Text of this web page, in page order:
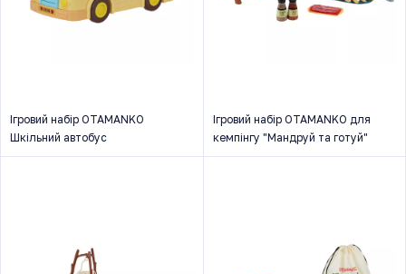
Ігровий набір OTAMANKO
Шкільний автобус
Ігровий набір OTAMANKO для
кемпінгу "Мандруй та готуй"